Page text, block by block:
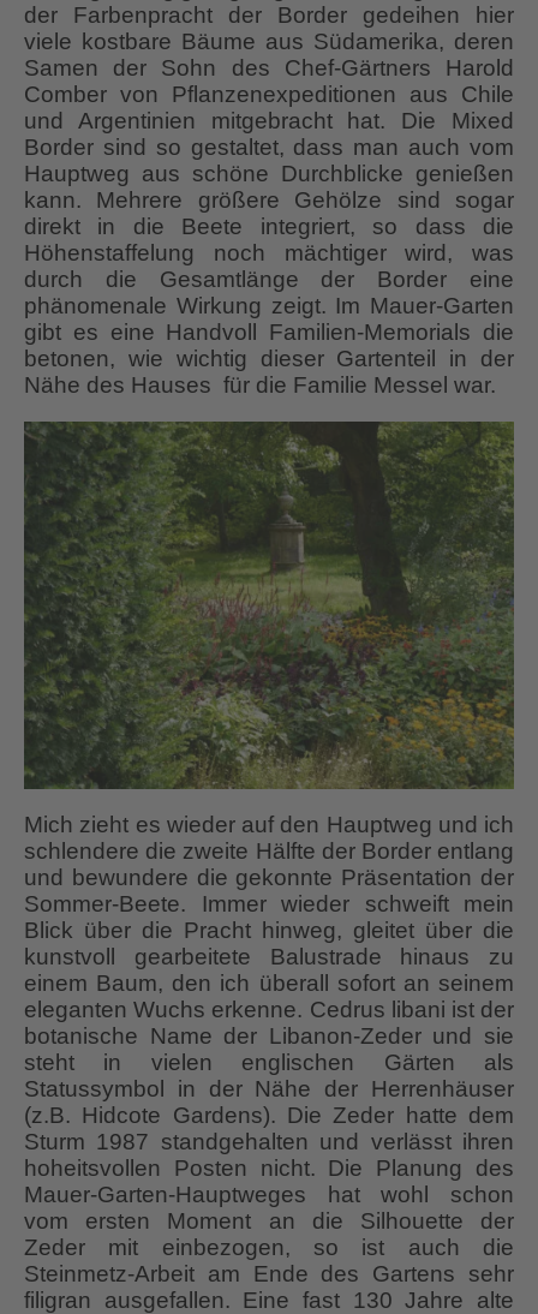
der Farbenpracht der Border gedeihen hier
viele kostbare Bäume aus Südamerika, deren
Samen der Sohn des Chef-Gärtners Harold
Comber von Pflanzenexpeditionen aus Chile
und Argentinien mitgebracht hat. Die Mixed
Border sind so gestaltet, dass man auch vom
Hauptweg aus schöne Durchblicke genießen
kann. Mehrere größere Gehölze sind sogar
direkt in die Beete integriert, so dass die
Höhenstaffelung noch mächtiger wird, was
durch die Gesamtlänge der Border eine
phänomenale Wirkung zeigt. Im Mauer-Garten
gibt es eine Handvoll Familien-Memorials die
betonen, wie wichtig dieser Gartenteil in der
Nähe des Hauses für die Familie Messel war.
Mich zieht es wieder auf den Hauptweg und ich
schlendere die zweite Hälfte der Border entlang
und bewundere die gekonnte Präsentation der
Sommer-Beete. Immer wieder schweift mein
Blick über die Pracht hinweg, gleitet über die
kunstvoll gearbeitete Balustrade hinaus zu
einem Baum, den ich überall sofort an seinem
eleganten Wuchs erkenne. Cedrus libani ist der
botanische Name der Libanon-Zeder und sie
steht in vielen englischen Gärten als
Statussymbol in der Nähe der Herrenhäuser
(z.B. Hidcote Gardens). Die Zeder hatte dem
Sturm 1987 standgehalten und verlässt ihren
hoheitsvollen Posten nicht. Die Planung des
Mauer-Garten-Hauptweges hat wohl schon
vom ersten Moment an die Silhouette der
Zeder mit einbezogen, so ist auch die
Steinmetz-Arbeit am Ende des Gartens sehr
filigran ausgefallen. Eine fast 130 Jahre alte